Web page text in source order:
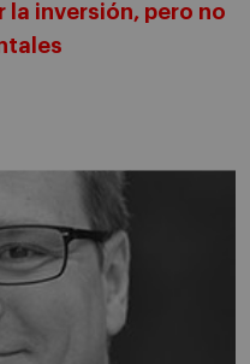
la inversión, pero no